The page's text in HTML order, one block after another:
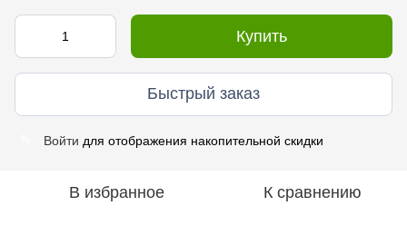
Купить
Быстрый заказ
Войти для отображения накопительной скидки
В избранное К сравнению